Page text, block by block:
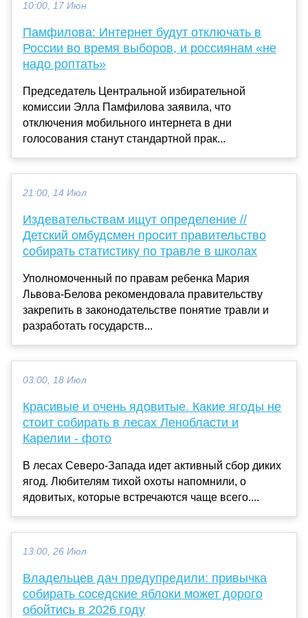
10:00, 17 Июн
Памфилова: Интернет будут отключать в
России во время выборов, и россиянам «не
надо роптать»
Председатель Центральной избирательной
комиссии Элла Памфилова заявила, что
отключения мобильного интернета в дни
голосования станут стандартной прак...
21:00, 14 Июл
Издевательствам ищут определение //
Детский омбудсмен просит правительство
собирать статистику по травле в школах
Уполномоченный по правам ребенка Мария
Львова-Белова рекомендовала правительству
закрепить в законодательстве понятие травли и
разработать государств...
03:00, 18 Июл
Красивые и очень ядовитые. Какие ягоды не
стоит собирать в лесах Ленобласти и
Карелии - фото
В лесах Северо-Запада идет активный сбор диких
ягод. Любителям тихой охоты напомнили, о
ядовитых, которые встречаются чаще всего....
13:00, 26 Июл
Владельцев дач предупредили: привычка
собирать соседские яблоки может дорого
обойтись в 2026 году